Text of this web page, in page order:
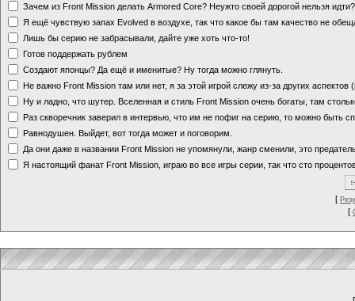
Зачем из Front Mission делать Armored Core? Неужто своей дорогой нельзя
Я ещё чувствую запах Evolved в воздухе, так что какое бы там качество не
Лишь бы серию не забрасывали, дайте уже хоть что-то!
Готов поддержать рублем
Создают японцы? Да ещё и именитые? Ну тогда можно глянуть.
Не важно Front Mission там или нет, я за этой игрой слежу из-за других аспектов
Ну и ладно, что шутер. Вселенная и стиль Front Mission очень богаты, там
Раз скворечник заверил в интервью, что им не пофиг на серию, то можно быть
Равнодушен. Выйдет, вот тогда может и поговорим.
Да они даже в названии Front Mission не упомянули, жанр сменили, это
Я настоящий фанат Front Mission, играю во все игры серии, так что сто
[
[